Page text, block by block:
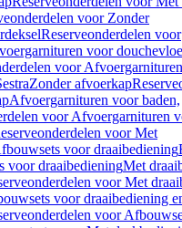
voor Zonder
Reserveonderdelen voor
voor
voor
Zonder afvoerkap
Afvoergarnituren voor baden,
voor Afvoergarnituren
voor Met
voor draaibediening
voor draaibedieningMet
voor Met
voor draaibediening
voor